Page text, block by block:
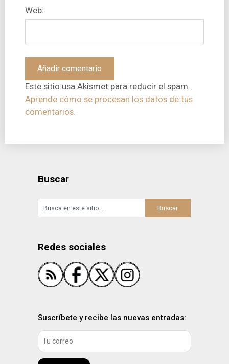
Web:
Este sitio usa Akismet para reducir el spam.
Aprende cómo se procesan los datos de tus
comentarios.
Buscar
Redes sociales
Suscríbete y recibe las nuevas entradas: